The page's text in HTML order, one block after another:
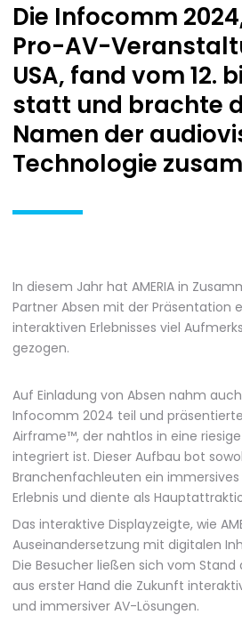
Die Infocomm
Pro-AV-
USA, fand vom 12.
statt und brachte
Namen der
Technologie
In diesem Jahr hat AMERIA in
Partner Absen mit der Präsentation
interaktiven Erlebnisses viel
gezogen.
Auf Einladung von Absen nahm auch
Infocomm 2024 teil und präsentierte
Airframe™, der nahtlos in eine
integriert ist. Dieser Aufbau bot
Branchenfachleuten ein
Erlebnis und diente als
Das interaktive Displayzeigte, wie
Auseinandersetzung mit digitalen
Die Besucher ließen sich vom
aus erster Hand die Zukunft
und immersiver AV-Lösungen.